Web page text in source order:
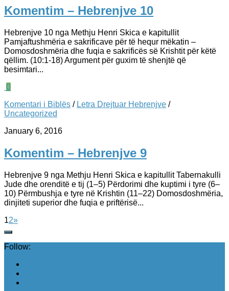
Komentim – Hebrenjve 10
Hebrenjve 10 nga Methju Henri Skica e kapitullit
Pamjaftushmëria e sakrificave për të hequr mëkatin –
Domosdoshmëria dhe fuqia e sakrificës së Krishtit për këtë
qëllim. (10:1-18) Argument për guxim të shenjtë që
besimtari...
0
Komentari i Biblës / Letra Drejtuar Hebrenjve /
Uncategorized
January 6, 2016
Komentim – Hebrenjve 9
Hebrenjve 9 nga Methju Henri Skica e kapitullit Tabernakulli
Jude dhe orenditë e tij (1–5) Përdorimi dhe kuptimi i tyre (6–
10) Përmbushja e tyre në Krishtin (11–22) Domosdoshmëria,
dinjiteti superior dhe fuqia e priftërisë...
12»
Follow: